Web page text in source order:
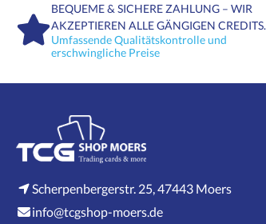
BEQUEME & SICHERE ZAHLUNG – WIR
AKZEPTIEREN ALLE GÄNGIGEN CREDITS.
Umfassende Qualitätskontrolle und
erschwingliche Preise
Scherpenbergerstr. 25, 47443 Moers
info@tcgshop-moers.de